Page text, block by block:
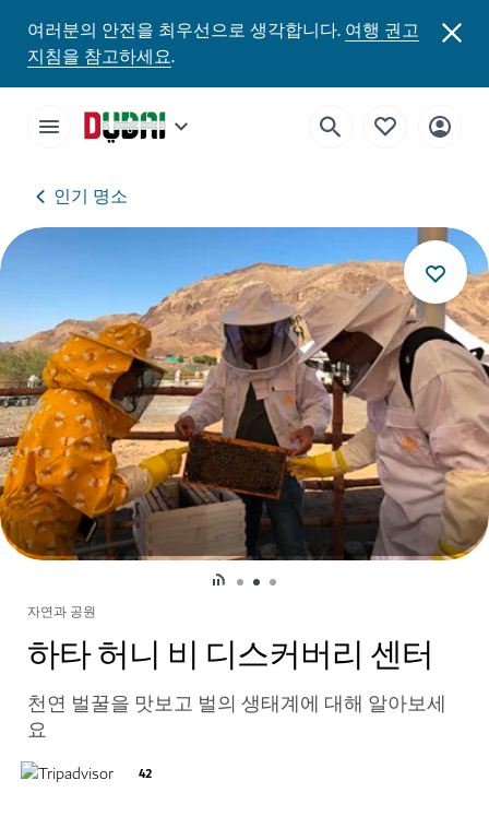
여러분의 안전을 최우선으로 생각합니다.여행 권고
지침을 참고하세요.
인기 명소
자연과 공원
하타 허니 비 디스커버리 센터
천연 벌꿀을 맛보고 벌의 생태계에 대해 알아보세
요
42